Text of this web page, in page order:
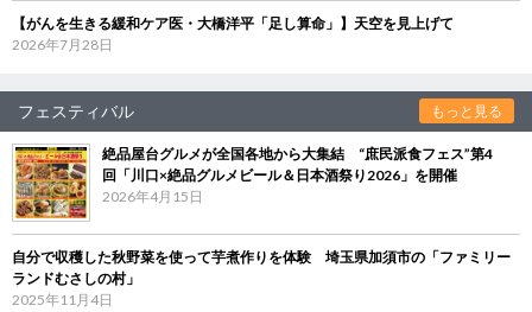
【がんを生きる緩和ケア医・大橋洋平「足し算命」】天空を見上げて
2026年7月28日
フェスティバル もっと見る
絶品屋台グルメが全国各地から大集結 “庶民派食フェス”第4
回「川口×絶品グルメビール＆日本酒祭り2026」を開催
2026年4月15日
自分で収穫した秋野菜を使って芋煮作りを体験 埼玉県加須市の「ファミリー
ランドむさしの村」
2025年11月4日